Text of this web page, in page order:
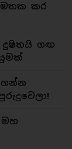
කර
ගඟ
ගන්න